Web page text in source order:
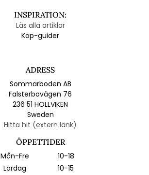
INSPIRATION:
Läs alla artiklar
Köp-guider
ADRESS
Sommarboden AB
Falsterbovägen 76
236 51 HÖLLVIKEN
Sweden
Hitta hit (extern länk)
ÖPPETTIDER
Mån-Fre
10-18
Lördag
10-15